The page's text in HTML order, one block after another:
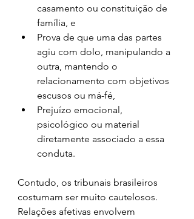
casamento ou constituição de
família, e
Prova de que uma das partes
agiu com dolo, manipulando a
outra, mantendo o
relacionamento com objetivos
escusos ou má-fé,
Prejuízo emocional,
psicológico ou material
diretamente associado a essa
conduta.
Contudo, os tribunais brasileiros
costumam ser muito cautelosos.
Relações afetivas envolvem